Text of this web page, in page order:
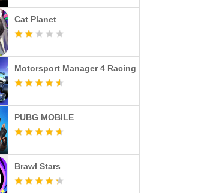
Cat Planet
Motorsport Manager 4 Racing
PUBG MOBILE
Brawl Stars